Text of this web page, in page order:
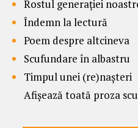
Rostul generației
Îndemn la lectură
Poem despre altcineva
Scufundare în albastru
Timpul unei (re)nașteri
Afișează toată proza